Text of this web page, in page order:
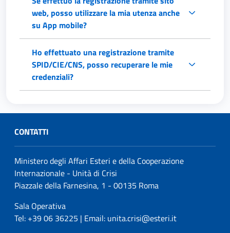
web, posso utilizzare la mia utenza anche
su App mobile?
Ho effettuato una registrazione tramite
SPID/CIE/CNS, posso recuperare le mie
credenziali?
CONTATTI
Ministero degli Affari Esteri e della Cooperazione
Internazionale - Unità di Crisi
Piazzale della Farnesina, 1 - 00135 Roma
Sala Operativa
Tel: +39 06 36225 | Email: unita.crisi@esteri.it